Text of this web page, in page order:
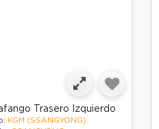
Trasero Izquierdo
KGM (SSANGYONG)